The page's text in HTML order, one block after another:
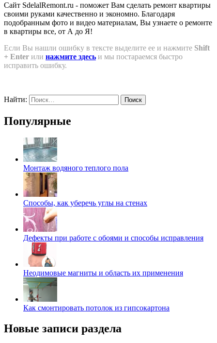
Сайт SdelalRemont.ru - поможет Вам сделать ремонт квартиры
своими руками качественно и экономно. Благодаря
подобранным фото и видео материалам, Вы узнаете о ремонте
в квартиры все, от А до Я!
Если Вы нашли ошибку в тексте выделите ее и нажмите Shift
+ Enter или нажмите здесь и мы постараемся быстро
исправить ошибку.
Найти:
Популярные
Монтаж водяного теплого пола
Способы, как уберечь углы на стенах
Дефекты при работе с обоями и способы исправления
Неодимовые магниты и область их применения
Как смонтировать потолок из гипсокартона
Новые записи раздела